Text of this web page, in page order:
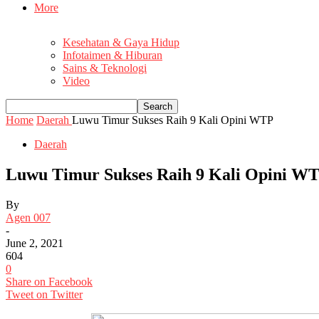
More
Kesehatan & Gaya Hidup
Infotaimen & Hiburan
Sains & Teknologi
Video
Home Daerah Luwu Timur Sukses Raih 9 Kali Opini WTP
Daerah
Luwu Timur Sukses Raih 9 Kali Opini
By
Agen 007
-
June 2, 2021
604
0
Share on Facebook
Tweet on Twitter